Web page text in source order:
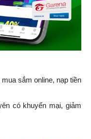
sắm online, nạp tiền
có khuyến mại, giảm